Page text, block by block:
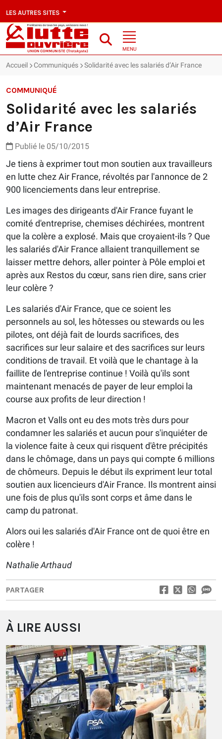
LES AUTRES SITES
MENU
Accueil Communiqués Solidarité avec les salariés d’Air France
COMMUNIQUÉ
Solidarité avec les salariés
d’Air France
Publié le 05/10/2015
Je tiens à exprimer tout mon soutien aux travailleurs
en lutte chez Air France, révoltés par l'annonce de 2
900 licenciements dans leur entreprise.
Les images des dirigeants d'Air France fuyant le
comité d'entreprise, chemises déchirées, montrent
que la colère a explosé. Mais que croyaient-ils ? Que
les salariés d'Air France allaient tranquillement se
laisser mettre dehors, aller pointer à Pôle emploi et
après aux Restos du cœur, sans rien dire, sans crier
leur colère ?
Les salariés d'Air France, que ce soient les
personnels au sol, les hôtesses ou stewards ou les
pilotes, ont déjà fait de lourds sacrifices, des
sacrifices sur leur salaire et des sacrifices sur leurs
conditions de travail. Et voilà que le chantage à la
faillite de l'entreprise continue ! Voilà qu'ils sont
maintenant menacés de payer de leur emploi la
course aux profits de leur direction !
Macron et Valls ont eu des mots très durs pour
condamner les salariés et aucun pour s'inquiéter de
la violence faite à ceux qui risquent d'être précipités
dans le chômage, dans un pays qui compte 6 millions
de chômeurs. Depuis le début ils expriment leur total
soutien aux licencieurs d'Air France. Ils montrent ainsi
une fois de plus qu'ils sont corps et âme dans le
camp du patronat.
Alors oui les salariés d'Air France ont de quoi être en
colère !
Nathalie Arthaud
PARTAGER
À LIRE AUSSI